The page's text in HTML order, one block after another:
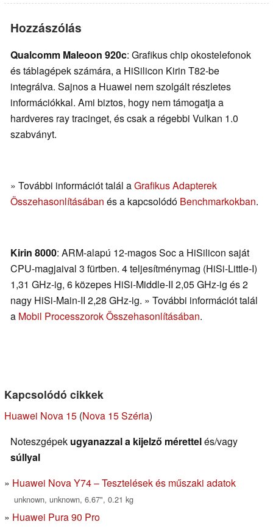
Hozzászólás
Qualcomm Maleoon 920c: Grafikus chip okostelefonok
és táblagépek számára, a HiSilicon Kirin T82-be
integrálva. Sajnos a Huawei nem szolgált részletes
információkkal. Ami biztos, hogy nem támogatja a
hardveres ray tracinget, és csak a régebbi Vulkan 1.0
szabványt.
» További információt talál aGrafikus Adapterek
Összehasonlításában és a kapcsolódó Benchmarkokban.
Kirin 8000: ARM-alapú 12-magos Soc a HiSilicon saját
CPU-magjaival 3 fürtben. 4 teljesítménymag (HiSi-Little-I)
1,31 GHz-ig, 6 közepes HiSi-Middle-II 2,05 GHz-ig és 2
nagy HiSi-Main-II 2,28 GHz-ig. » További információt talál
a Mobil Processzorok Összehasonlításában.
Kapcsolódó cikkek
Huawei Nova 15 (Nova 15 Széria)
Noteszgépek ugyanazzal a kijelző mérettelés/vagy
súllyal
Huawei Nova Y74 – Tesztelések és műszaki adatok
unknown, unknown, 6.67", 0.21 kg
Huawei Pura 90 Pro